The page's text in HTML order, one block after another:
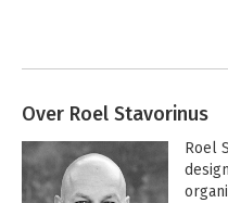
Over Roel Stavorinus
Roel